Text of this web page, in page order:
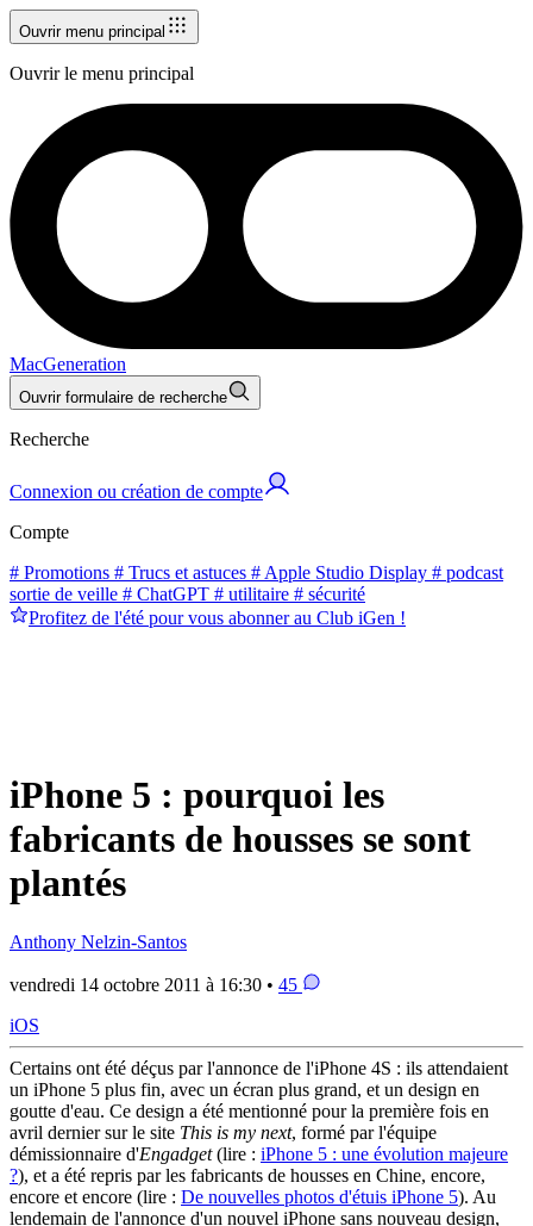
Ouvrir menu principal
Ouvrir le menu principal
MacGeneration
Ouvrir formulaire de recherche
Recherche
Connexion ou création de compte
Compte
# Promotions # Trucs et astuces # Apple Studio Display # podcast
sortie de veille # ChatGPT # utilitaire # sécurité
Profitez de l'été pour vous abonner au Club iGen !
iPhone 5 : pourquoi les
fabricants de housses se sont
plantés
Anthony Nelzin-Santos
vendredi 14 octobre 2011 à 16:30 • 45
iOS
Certains ont été déçus par l'annonce de l'iPhone 4S : ils attendaient
un iPhone 5 plus fin, avec un écran plus grand, et un design en
goutte d'eau. Ce design a été mentionné pour la première fois en
avril dernier sur le site This is my next, formé par l'équipe
démissionnaire d'Engadget(lire : iPhone 5 : une évolution majeure
?), et a été repris par les fabricants de housses en Chine, encore,
encore et encore (lire : De nouvelles photos d'étuis iPhone 5). Au
lendemain de l'annonce d'un nouvel iPhone sans nouveau design,